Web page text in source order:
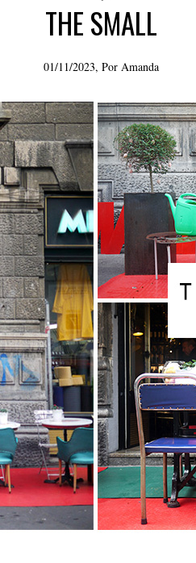
THE SMALL
01/11/2023, Por Amanda